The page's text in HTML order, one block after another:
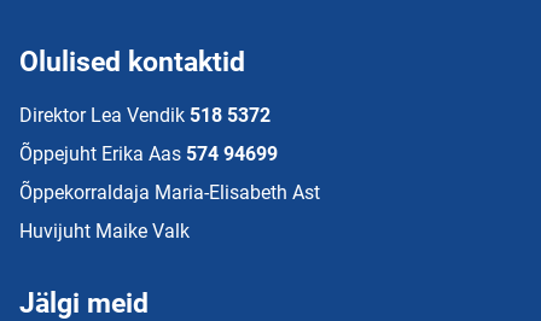
Olulised kontaktid
Direktor Lea Vendik 518 5372
Õppejuht Erika Aas 574 94699
Õppekorraldaja Maria-Elisabeth Ast
Huvijuht Maike Valk
Jälgi meid